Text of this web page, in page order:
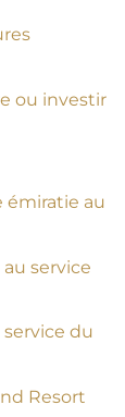
ou investir
émiratie au
service
service du
Resort